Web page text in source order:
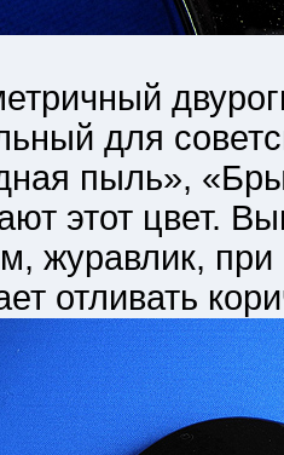
для
пыль»,
этот цвет.
журавлик,
отливать